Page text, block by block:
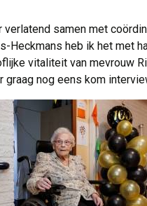
verlatend samen met
Heckmans heb ik het met
vitaliteit van mevrouw
graag nog eens kom